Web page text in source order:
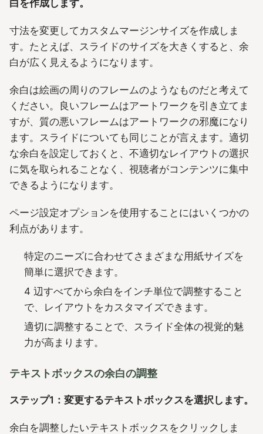
白を作成します。
寸法を変更してカスタムマージンサイズを作成しま
す。たとえば、スライドのサイズを大きくすると、余
白が広く見えるようになります。
余白は絵画の周りのフレームのようなものだと考えて
ください。良いフレームはアートワークを引き立てま
すが、質の悪いフレームはアートワークの邪魔になり
ます。スライドについても同じことが言えます。適切
な余白を設定しておくと、不適切なレイアウトの選択
に気を取られることなく、視聴者がコンテンツに集中
できるようになります。
ページ設定オプションを使用することにはいくつかの
利点があります。
特定のニーズに合わせてさまざまな用紙サイズを
簡単に選択できます。
4 辺すべてから余白をインチ単位で調整すること
で、レイアウトをカスタマイズできます。
適切に調整することで、スライド全体の視覚的魅
力が高まります。
テキストボックスの余白の調整
ステップ1：変更するテキストボックスを選択します。
余白を調整したいテキストボックスをクリックしま